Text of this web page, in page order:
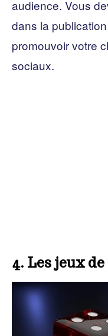
audience. Vous
dans la
promouvoir votre
sociaux.
4. Les jeux